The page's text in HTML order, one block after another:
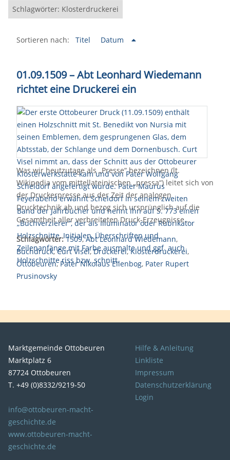
Schlagwörter: Klosterdruckerei
Sortieren nach: Titel Datum
01.09.1509 – Abt Leonhard Wiedemann
richtet eine Druckerei ein
Was wir heutzutage als „Presse“ bezeichnen (lt.
Wikipedia vom mittellateinischen „pressa“) leitet sich von
der Druckerpresse aus der Zeit der analogen
Drucktechnik ab und bezog sich ursprünglich auf die
Gesamtheit aller verbreiteten Druck-Erzeugnisse…
Schlagwörter: 1509,Abt Leonhard Wiedemann,
Buchdruck,Curt Visel,Druckerei,Klosterdruckerei,
Ottobeuren,Pater Nikolaus Ellenbog, Pater Rupert
Prusinovsky
Marktgemeinde Ottobeuren
Marktplatz 6
87724 Ottobeuren
T. +49 (0)8332/9219-50
info@ottobeuren-macht-
geschichte.de
www.ottobeuren-macht-
geschichte.de
Hilfe & Anleitung
Linkliste
Impressum
Datenschutzerklärung
Login